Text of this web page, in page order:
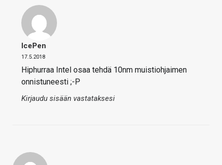
IcePen
17.5.2018
Hiphurraa Intel osaa tehdä 10nm muistiohjaimen
onnistuneesti ;-P
Kirjaudu sisään vastataksesi